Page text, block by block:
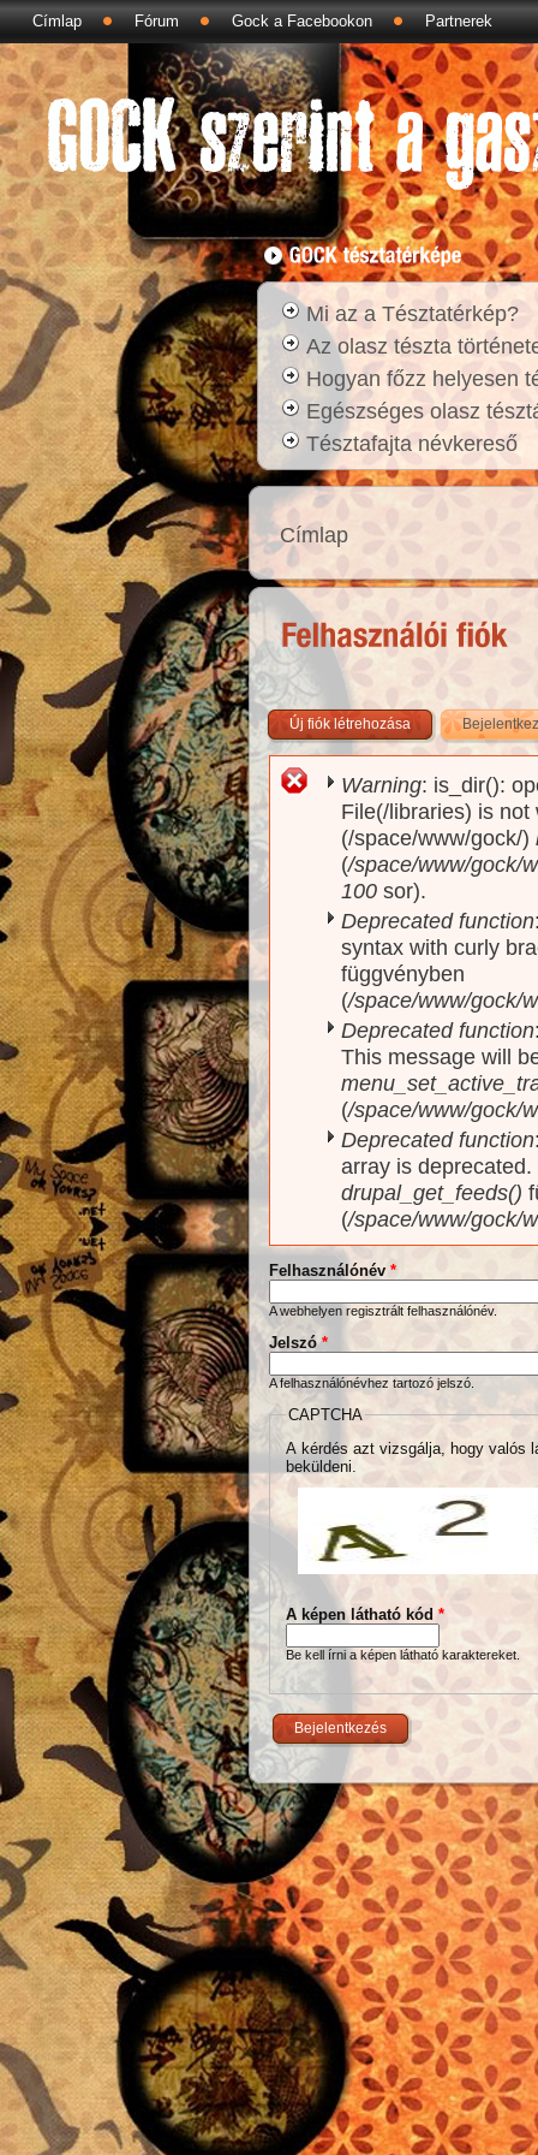
Címlap Fórum Gock a Facebookon Partnerek
Mi az a Tésztatérkép?
Az olasz tészta
Hogyan főzz helyesen
Egészséges olasz
Tésztafajta névkereső
Címlap
Új fiók létrehozása
Hibaüzenet
Warning: is_dir():
File(/libraries) is
(/space/www/gock/)
(/space/www/gock/
100 sor).
Deprecated function
syntax with curly
függvényben
(/space/www/gock/
Deprecated function
This message will
(/space/www/gock/
Deprecated function
array is
drupal_get_feeds()
(/space/www/gock/
Felhasználónév *
A webhelyen regisztrált felhasználónév.
Jelszó*
A felhasználónévhez tartozó jelszó.
CAPTCHA
A kérdés azt vizsgálja, hogy valós
beküldeni.
A képen látható kód *
Be kell írni a képen látható karaktereket.